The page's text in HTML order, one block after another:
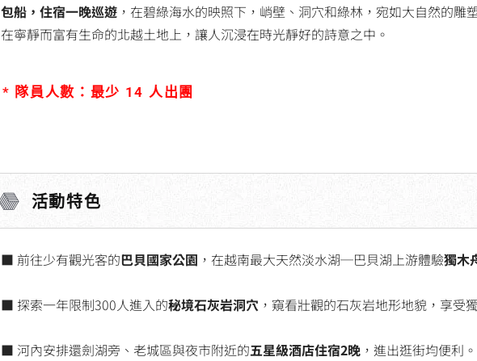
包船，住宿一晚巡遊，在碧綠海水的映照下，峭壁、洞穴和綠林，宛如大自然的雕
在寧靜而富有生命的北越土地上，讓人沉浸在時光靜好的詩意之中。
* 隊員人數：最少 14 人出團
活動特色
■ 前往少有觀光客的巴貝國家公園 ，在越南最大天然淡水湖─巴貝湖上游體驗獨木
■ 探索一年限制300人進入的秘境石灰岩洞穴 ，窺看壯觀的石灰岩地形地貌，享受
■ 河內安排還劍湖旁、老城區與夜市附近的五星級酒店住宿2晚，進出逛街均便利。